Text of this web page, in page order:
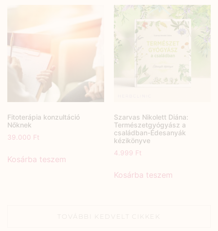
Fitoterápia konzultáció
Nőknek
39.000 Ft
Kosárba teszem
Szarvas Nikolett Diána:
Természetgyógyász a
családban-Édesanyák
kézikönyve
4.999 Ft
Kosárba teszem
TOVÁBBI KEDVELT CIKKEK